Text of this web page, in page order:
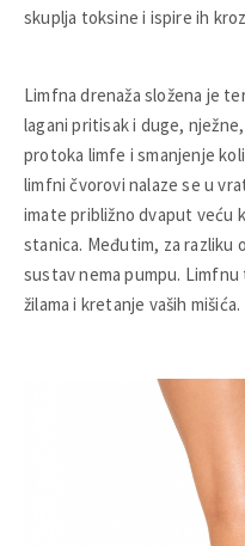
skuplja toksine i ispire ih
Limfna drenaža složena je
lagani pritisak i duge,
protoka limfe i smanjenje
limfni čvorovi nalaze se u
imate približno dvaput veću
stanica. Međutim, za razliku
sustav nema pumpu.
žilama i kretanje vaših mišića.